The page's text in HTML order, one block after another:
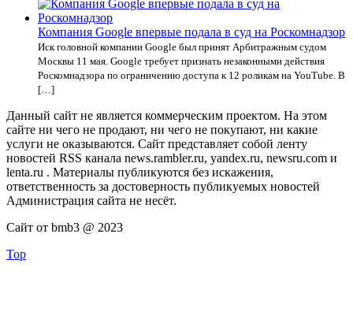
Компания Google впервые подала в суд на Роскомнадзор
Иск головной компании Google был принят Арбитражным судом
Москвы 11 мая. Google требует признать незаконными действия
Роскомнадзора по ограничению доступа к 12 роликам на YouTube. В
[…]
Данный сайт не является коммерческим проектом. На этом
сайте ни чего не продают, ни чего не покупают, ни какие
услуги не оказываются. Сайт представляет собой ленту
новостей RSS канала news.rambler.ru, yandex.ru, newsru.com и
lenta.ru . Материалы публикуются без искажения,
ответственность за достоверность публикуемых новостей
Администрация сайта не несёт.
Сайт от bmb3 @ 2023
Top